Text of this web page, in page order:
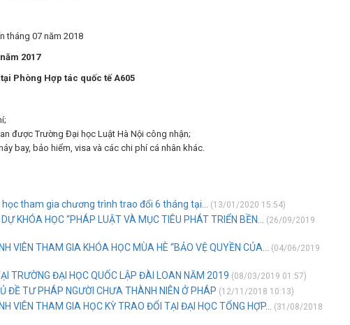
07 năm 2018
2017
Hợp tác quốc tế A605
được Trường Đại học Luật Hà Nội công nhận;
bay, bảo hiểm, visa và các chi phí cá nhân khác.
tham gia chương trình trao đổi 6 tháng tại... (13/01/2020 15:54)
KHÓA HỌC “PHÁP LUẬT VÀ MỤC TIÊU PHÁT TRIỂN BỀN...
(26/09/2019
VIÊN THAM GIA KHÓA HỌC MÙA HÈ “BẢO VỆ QUYỀN CỦA...
(04/06/2019
TRƯỜNG ĐẠI HỌC QUỐC LẬP ĐÀI LOAN NĂM 2019 (08/03/2019 01:57)
ĐỀ TƯ PHÁP NGƯỜI CHƯA THÀNH NIÊN Ở PHÁP (12/11/2018 10:13)
VIÊN THAM GIA HỌC KỲ TRAO ĐỔI TẠI ĐẠI HỌC TỔNG HỢP...
(31/08/2018